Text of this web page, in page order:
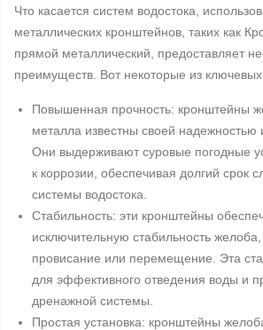
Что касается систем водостока,
металлических кронштейнов, таких как
прямой металлический, предоставляет
преимуществ. Вот некоторые из
Повышенная прочность: кронштейны
металла известны своей надежностью
Они выдерживают суровые погодные
к коррозии, обеспечивая долгий срок
системы водостока.
Стабильность: эти кронштейны
исключительную стабильность
провисание или перемещение. Эта
для эффективного отведения воды и
дренажной системы.
Простая установка: кронштейны